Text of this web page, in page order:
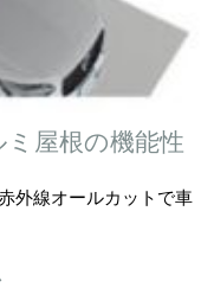
屋根の機能性
外線オールカットで車